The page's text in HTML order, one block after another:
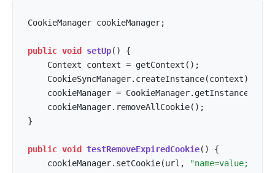
CookieManager cookieManager;
public void setUp()
{
    Context context = getContext();
    CookieSyncManager.createInstance(context);
    cookieManager = CookieManager.getInstance();
    cookieManager.removeAllCookie();
}
public void testRemoveExpiredCookie()
{
    cookieManager.setCookie(url,
"name=value;